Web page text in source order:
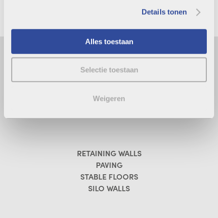
Details tonen
Alles toestaan
Selectie toestaan
Weigeren
COBEFA BETON ltd.
Linteweversstraat 21
Industriezone II, 7780 Komen (BE)
RETAINING WALLS
PAVING
STABLE FLOORS
SILO WALLS